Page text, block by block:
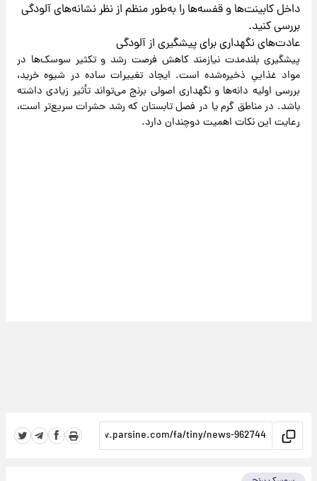
داخل کابینت‌ها و قفسه‌ها را به‌طور منظم از نظر نشانه‌های آلودگی
بررسی کنید.
عادت‌های نگهداری برای پیشگیری از آلودگی
پیشگیری بلندمدت نیازمند کاهش فرصت رشد و تکثیر سوسک‌ها در
مواد غذاییِ ذخیره‌شده است. ایجاد تغییرات ساده در شیوه خرید،
بررسی اولیه دانه‌ها و نگهداری اصولی برنج می‌تواند تأثیر زیادی داشته
باشد. در مناطق گرم یا در فصل تابستان که رشد حشرات سریع‌تر است،
رعایت این نکات اهمیت دوچندان دارد.